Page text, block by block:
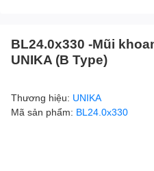
BL24.0x330 -Mũi
UNIKA (B Type)
Thương hiệu: UNIKA
Mã sản phẩm: BL24.0x330